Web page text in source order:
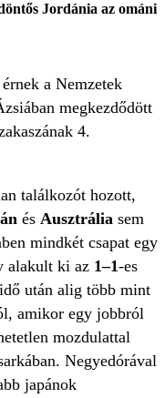
Jordánia az ománi
a Nemzetek
megkezdődött
4.
találkozót hozott,
és Ausztrália sem
mindkét csapat egy
alakult ki az 1–1-es
után alig több mint
amikor egy jobbról
mozdulattal
Negyedórával
japánok